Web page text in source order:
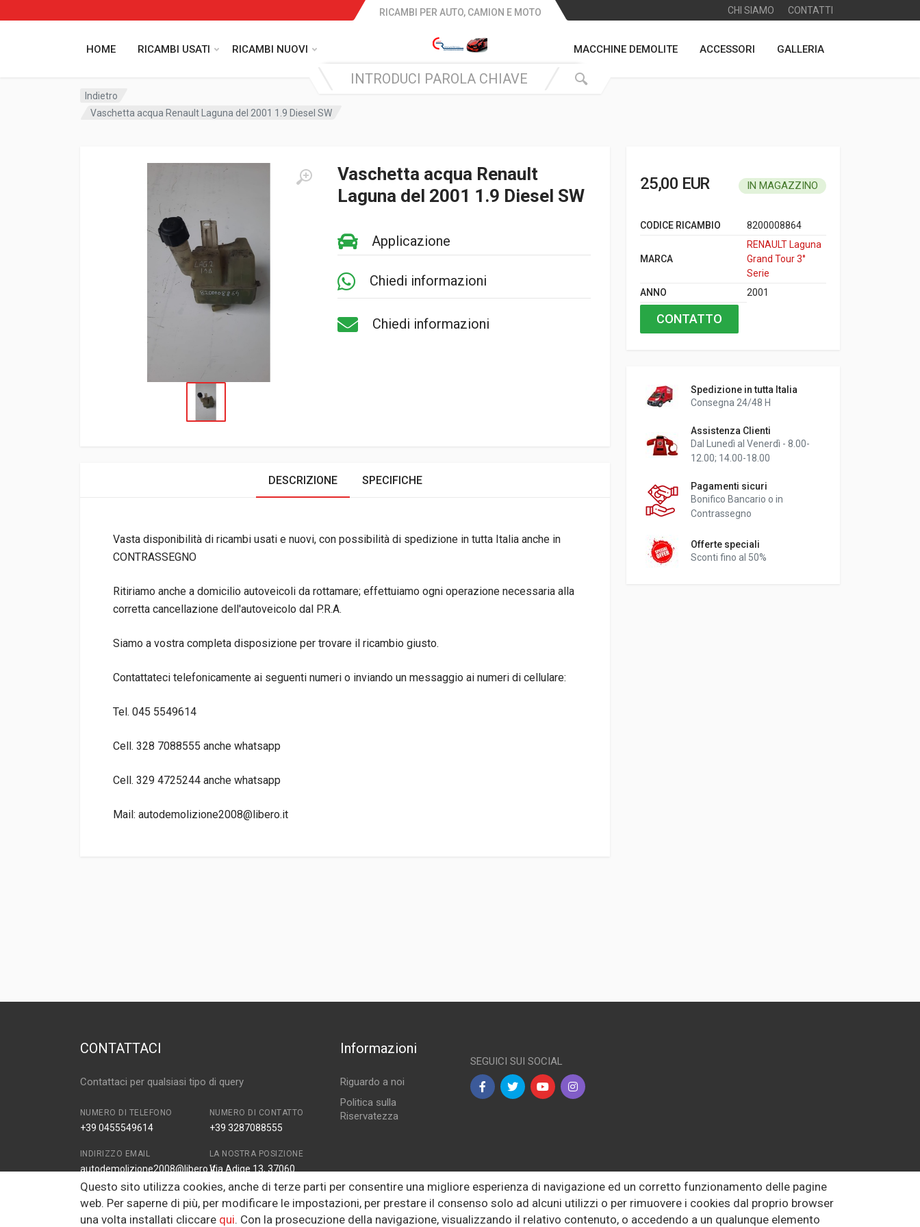
CHI SIAMO CONTATTI
HOME RICAMBI USATI RICAMBI NUOVI
RICAMBI PER AUTO, CAMION E MOTO
MACCHINE DEMOLITE ACCESSORI GALLERIA
Indietro
Vaschetta acqua Renault Laguna del 2001 1.9 Diesel SW
Vaschetta acqua Renault
Laguna del 2001 1.9 Diesel SW
Applicazione
Chiedi informazioni
Chiedi informazioni
25,00 EUR IN MAGAZZINO
CODICE RICAMBIO 8200008864
MARCA
RENAULT Laguna
Grand Tour 3°
Serie
ANNO
2001
CONTATTO
Spedizione in tutta Italia
Consegna 24/48 H
Assistenza Clienti
Dal Lunedì al Venerdì - 8.00-
12.00; 14.00-18.00
Pagamenti sicuri
Bonifico Bancario o in
Contrassegno
Offerte speciali
Sconti fino al 50%
DESCRIZIONE SPECIFICHE
Vasta disponibilità di ricambi usati e nuovi, con possibilità di spedizione in tutta Italia anche in
CONTRASSEGNO
Ritiriamo anche a domicilio autoveicoli da rottamare; effettuiamo ogni operazione necessaria alla
corretta cancellazione dell'autoveicolo dal P.R.A.
Siamo a vostra completa disposizione per trovare il ricambio giusto.
Contattateci telefonicamente ai seguenti numeri o inviando un messaggio ai numeri di cellulare:
Tel. 045 5549614
Cell. 328 7088555 anche whatsapp
Cell. 329 4725244 anche whatsapp
Mail: autodemolizione2008@libero.it
CONTATTACI
Contattaci per qualsiasi tipo di query
NUMERO DI TELEFONO
+39 0455549614
NUMERO DI CONTATTO
+39 3287088555
INDIRIZZO EMAIL
autodemolizione2008@libero.it
LA NOSTRA POSIZIONE
Via Adige 13, 37060
Zona Industriale Pradelle
FAX
Informazioni
Riguardo a noi
Politica sulla
Riservatezza
SEGUICI SUI SOCIAL
Questo sito utilizza cookies, anche di terze parti per consentire una migliore esperienza di navigazione ed un corretto funzionamento delle pagine
web. Per saperne di più, per modificare le impostazioni, per prestare il consenso solo ad alcuni utilizzi o per rimuovere i cookies dal proprio browser
una volta installati cliccare qui. Con la prosecuzione della navigazione, visualizzando il relativo contenuto, o accedendo a un qualunque elemento